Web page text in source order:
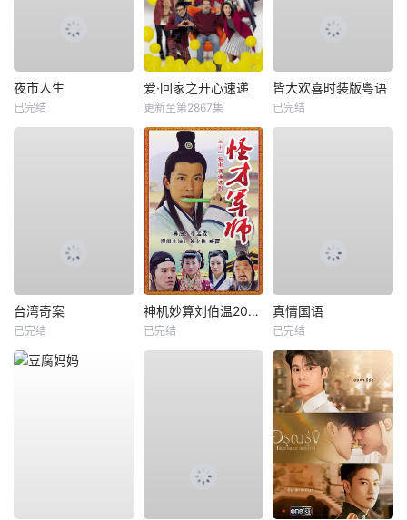
夜市人生
已完结
爱·回家之开心速递
更新至第2867集
皆大欢喜时装版粤语
已完结
台湾奇案
已完结
神机妙算刘伯温2006
已完结
真情国语
已完结